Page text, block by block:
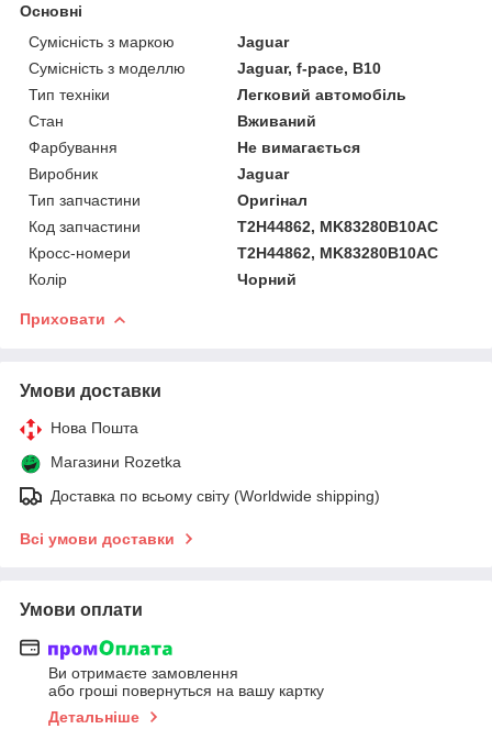
Основні
Сумісність з маркою
Jaguar
Сумісність з моделлю
Jaguar, f-pace, B10
Тип техніки
Легковий автомобіль
Стан
Вживаний
Фарбування
Не вимагається
Виробник
Jaguar
Тип запчастини
Оригінал
Код запчастини
T2H44862, MK83280B10AC
Кросс-номери
T2H44862, MK83280B10AC
Колір
Чорний
Приховати
Умови доставки
Нова Пошта
Магазини Rozetka
Доставка по всьому світу (Worldwide shipping)
Всі умови доставки
Умови оплати
Ви отримаєте замовлення
або гроші повернуться на вашу картку
Детальніше